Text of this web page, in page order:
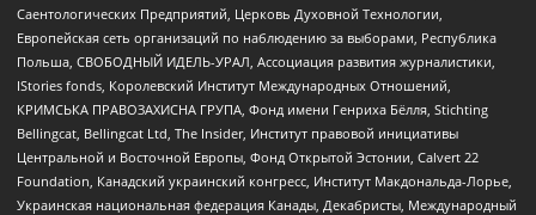
Саентологических Предприятий, Церковь Духовной Технологии,
Европейская сеть организаций по наблюдению за выборами, Республика
Польша, СВОБОДНЫЙ ИДЕЛЬ-УРАЛ, Ассоциация развития журналистики,
IStories fonds, Королевский Институт Международных Отношений,
КРИМСЬКА ПРАВОЗАХИСНА ГРУПА, Фонд имени Генриха Бёлля, Stichting
Bellingcat, Bellingcat Ltd, The Insider, Институт правовой инициативы
Центральной и Восточной Европы, Фонд Открытой Эстонии, Calvert 22
Foundation, Канадский украинский конгресс, Институт Макдональда-Лорье,
Украинская национальная федерация Канады, Декабристы, Международный